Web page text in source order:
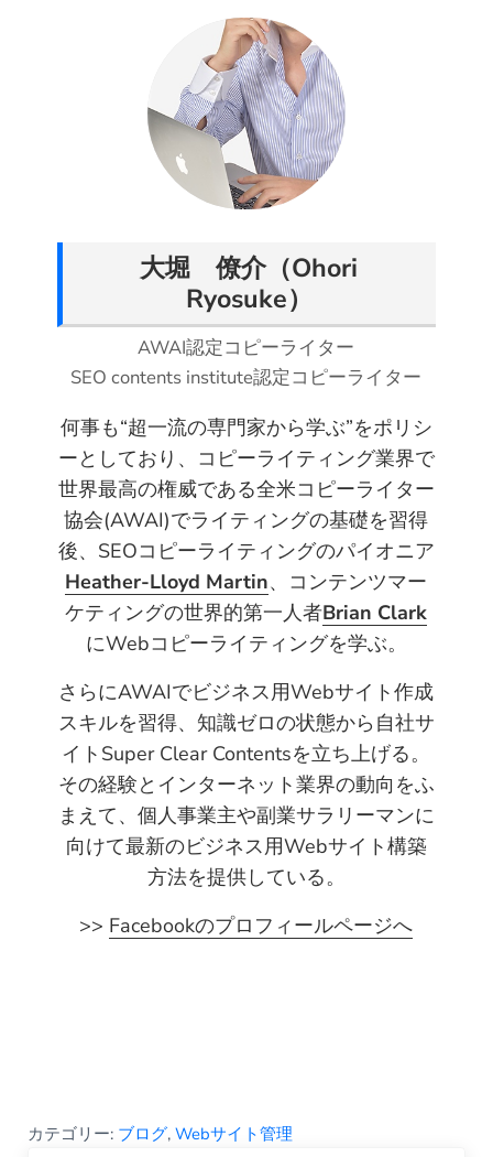
n
F
a
c
e
o
o
e
o
n
P
i
n
t
e
r
e
s
t
e
o
n
L
i
n
k
d
I
n
R
e
t
大堀 僚介（Ohori
Ryosuke）
AWAI認定コピーライター
SEO contents institute認定コピーライター
何事も“超一流の専門家から学ぶ”をポリシ
ーとしており、コピーライティング業界で
世界最高の権威である全米コピーライター
協会(AWAI)でライティングの基礎を習得
後、SEOコピーライティングのパイオニア
Heather-Lloyd Martin、コンテンツマー
ケティングの世界的第一人者Brian Clark
にWebコピーライティングを学ぶ。
さらにAWAIでビジネス用Webサイト作成
スキルを習得、知識ゼロの状態から自社サ
イトSuper Clear Contentsを立ち上げる。
その経験とインターネット業界の動向をふ
まえて、個人事業主や副業サラリーマンに
向けて最新のビジネス用Webサイト構築
方法を提供している。
>> Facebookのプロフィールページへ
カテゴリー: ブログ, Webサイト管理